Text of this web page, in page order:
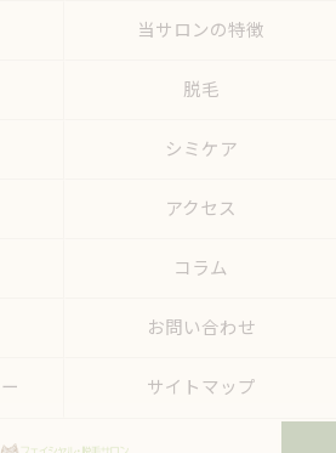
当サロンの特徴
脱毛
シミケア
アクセス
コラム
お問い合わせ
サイトマップ